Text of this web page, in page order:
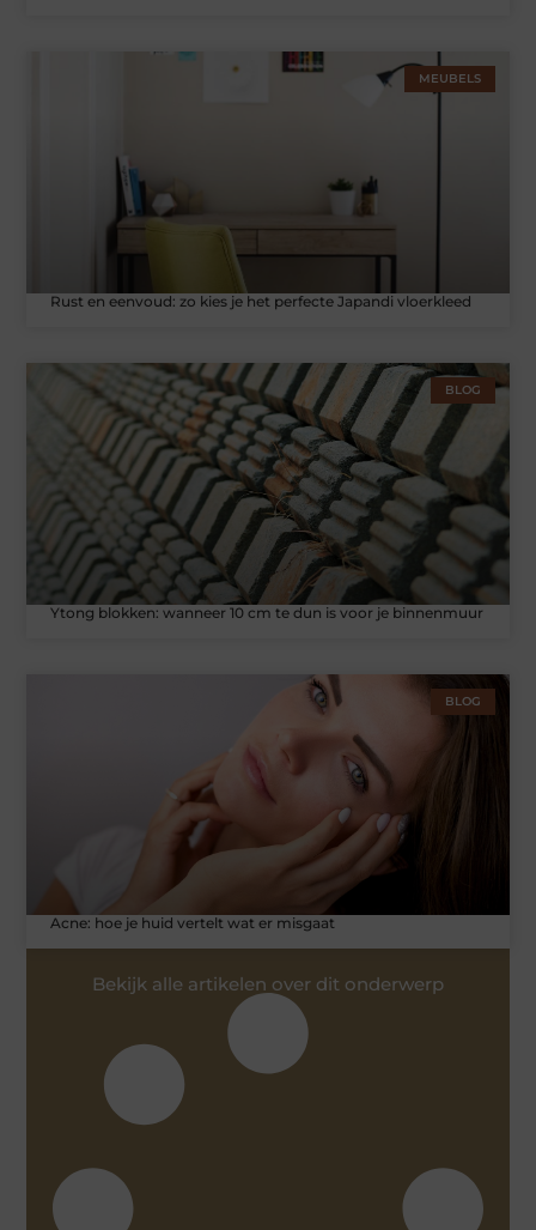
MEUBELS
Rust en eenvoud: zo kies je het perfecte Japandi vloerkleed
BLOG
Ytong blokken: wanneer 10 cm te dun is voor je binnenmuur
BLOG
Acne: hoe je huid vertelt wat er misgaat
Bekijk alle artikelen over dit onderwerp